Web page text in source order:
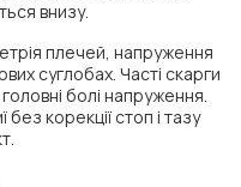
внизу.
плечей, напруження
суглобах. Часті скарги
болі напруження.
корекції стоп і тазу